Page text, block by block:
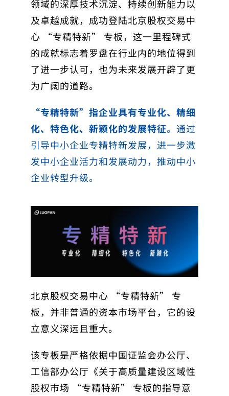
领域的深厚技术沉淀、持续创新能力以
及卓越成就，成功登陆北京股权交易中
心 “专精特新” 专板，这一里程碑式
的成就标志着罗盘在行业内的地位得到
了进一步认可，也为未来发展开辟了更
为广阔的道路。
“专精特新”指企业具有专业化、精细
化、特色化、新颖化的发展特征。通过
引导中小企业专精特新发展，进一步激
发中小企业活力和发展动力，推动中小
企业转型升级。
北京股权交易中心 “专精特新” 专
板，并非普通的资本市场平台，它的设
立意义深远且重大。
该专板是严格依据中国证监会办公厅、
工信部办公厅《关于高质量建设区域性
股权市场 “专精特新” 专板的指导意